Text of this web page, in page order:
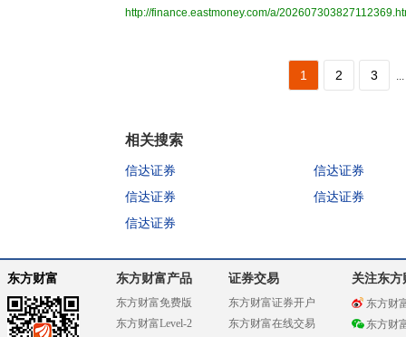
http://finance.eastmoney.com/a/
1 2 3 ...
相关搜索
信达证券
信达证券
信达证券
信达证券
信达证券
东方财富 东方财富产品
东方财富免费版
东方财富Level-2
证券交易
东方财富证券开户
东方财富在线交易
关注东方
东方财
东方财